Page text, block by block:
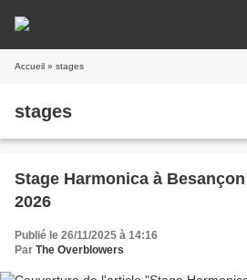
Accueil » stages
stages
Stage Harmonica à Besançon
2026
Publié le 26/11/2025 à 14:16
Par The Overblowers